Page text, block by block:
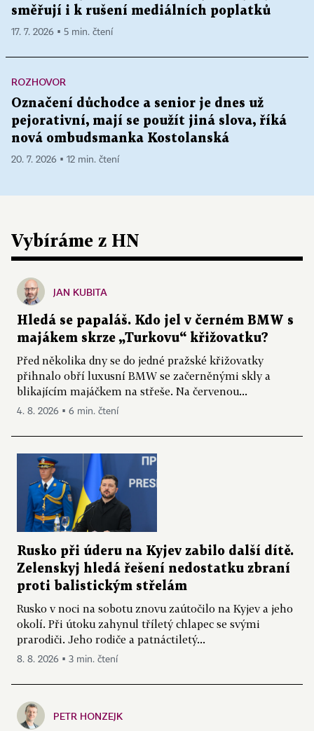
směřují i k rušení mediálních poplatků
17. 7. 2026 ▪ 5 min. čtení
ROZHOVOR
Označení důchodce a senior je dnes už
pejorativní, mají se použít jiná slova, říká
nová ombudsmanka Kostolanská
20. 7. 2026 ▪ 12 min. čtení
Vybíráme z HN
JAN KUBITA
Hledá se papaláš. Kdo jel v černém BMW s
majákem skrze „Turkovu“ křižovatku?
Před několika dny se do jedné pražské křižovatky
přihnalo obří luxusní BMW se začerněnými skly a
blikajícím majáčkem na střeše. Na červenou...
4. 8. 2026 ▪ 6 min. čtení
Rusko při úderu na Kyjev zabilo další dítě.
Zelenskyj hledá řešení nedostatku zbraní
proti balistickým střelám
Rusko v noci na sobotu znovu zaútočilo na Kyjev a jeho
okolí. Při útoku zahynul tříletý chlapec se svými
prarodiči. Jeho rodiče a patnáctiletý...
8. 8. 2026 ▪ 3 min. čtení
PETR HONZEJK